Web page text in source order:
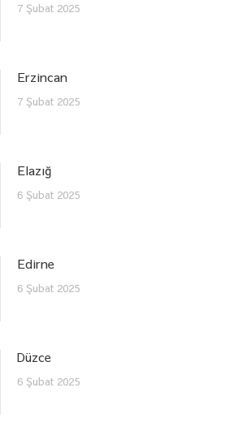
7 Şubat 2025
Erzincan
7 Şubat 2025
Elazığ
6 Şubat 2025
Edirne
6 Şubat 2025
Düzce
6 Şubat 2025